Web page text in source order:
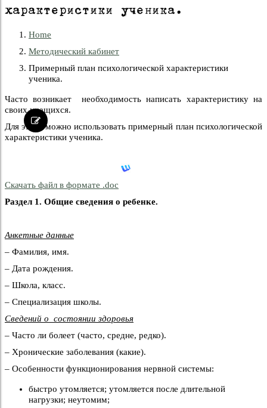
характеристики ученика.
Home
Методический кабинет
Примерный план психологической характеристики
ученика.
Часто возникает необходимость написать характеристику на
своих учащихся.
Для этого можно использовать примерный план психологической
характеристики ученика.
Скачать файл в формате .doc
Раздел 1. Общие сведения о ребенке.
Анкетные данные
– Фамилия, имя.
– Дата рождения.
– Школа, класс.
– Специализация школы.
Сведений о состоянии здоровья
– Часто ли болеет (часто, средне, редко).
– Хронические заболевания (какие).
– Особенности функционирования нервной системы:
быстро утомляется; утомляется после длительной
нагрузки; неутомим;